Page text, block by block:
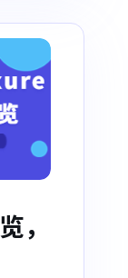
，